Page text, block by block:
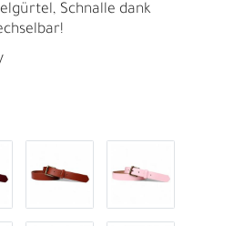
Schnalle dank